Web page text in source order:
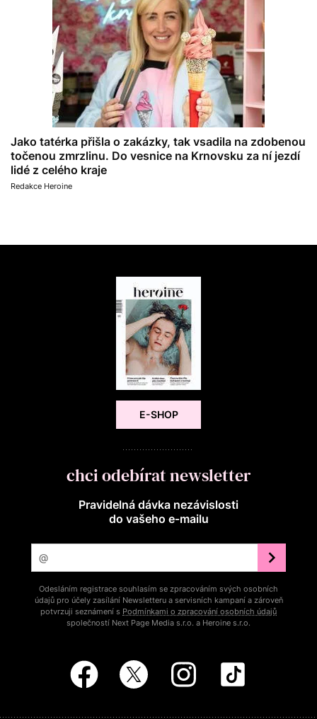
Jako tatérka přišla o zakázky, tak vsadila na zdobenou
točenou zmrzlinu. Do vesnice na Krnovsku za ní jezdí
lidé z celého kraje
Redakce Heroine
E-SHOP
chci odebírat newsletter
Pravidelná dávka nezávislosti
do vašeho e‑mailu
Odesláním registrace souhlasím se zpracováním svých osobních
údajů pro účely zasílání Newsletteru a servisních kampaní a zároveň
potvrzuji seznámení s Podmínkami o zpracování osobních údajů
společností Next Page Media s.r.o. a Heroine s.r.o.